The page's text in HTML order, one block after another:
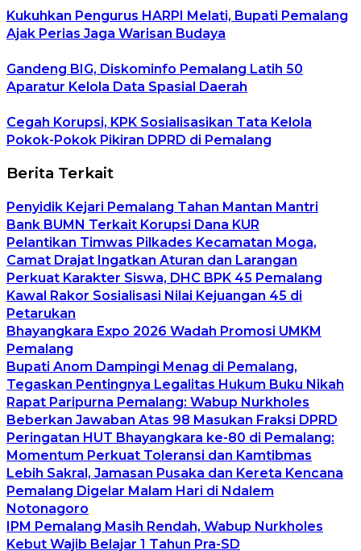
Kukuhkan Pengurus HARPI Melati, Bupati Pemalang
Ajak Perias Jaga Warisan Budaya
Gandeng BIG, Diskominfo Pemalang Latih 50
Aparatur Kelola Data Spasial Daerah
Cegah Korupsi, KPK Sosialisasikan Tata Kelola
Pokok-Pokok Pikiran DPRD di Pemalang
Berita Terkait
Penyidik Kejari Pemalang Tahan Mantan Mantri
Bank BUMN Terkait Korupsi Dana KUR
Pelantikan Timwas Pilkades Kecamatan Moga,
Camat Drajat Ingatkan Aturan dan Larangan
Perkuat Karakter Siswa, DHC BPK 45 Pemalang
Kawal Rakor Sosialisasi Nilai Kejuangan 45 di
Petarukan
Bhayangkara Expo 2026 Wadah Promosi UMKM
Pemalang
Bupati Anom Dampingi Menag di Pemalang,
Tegaskan Pentingnya Legalitas Hukum Buku Nikah
Rapat Paripurna Pemalang: Wabup Nurkholes
Beberkan Jawaban Atas 98 Masukan Fraksi DPRD
Peringatan HUT Bhayangkara ke-80 di Pemalang:
Momentum Perkuat Toleransi dan Kamtibmas
Lebih Sakral, Jamasan Pusaka dan Kereta Kencana
Pemalang Digelar Malam Hari di Ndalem
Notonagoro
IPM Pemalang Masih Rendah, Wabup Nurkholes
Kebut Wajib Belajar 1 Tahun Pra-SD